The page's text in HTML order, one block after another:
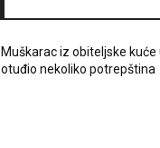
Muškarac iz obiteljske kuće
otuđio nekoliko potrepština